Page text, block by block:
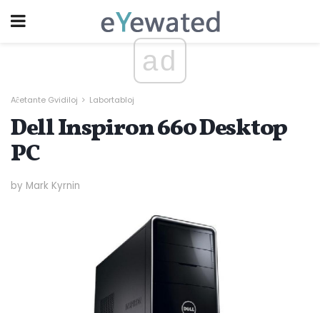
ad
Aĉetante Gvidiloj Labortabloj
Dell Inspiron 660 Desktop
PC
by Mark Kyrnin